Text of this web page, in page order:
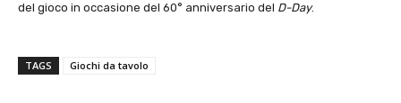
del gioco in occasione del 60° anniversario del D-Day.
TAGS Giochi da tavolo